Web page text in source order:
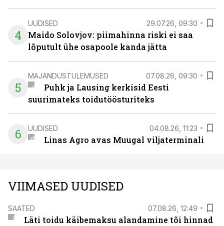
4
UUDISED 29.07.26, 09:30
Maido Solovjov: piimahinna riski ei saa
lõputult ühe osapoole kanda jätta
5
MAJANDUSTULEMUSED 07.08.26, 09:30
Puhk ja Lausing kerkisid Eesti
suurimateks toidutöösturiteks
6 UUDISED 04.08.26, 11:23
Linas Agro avas Muugal viljaterminali
VIIMASED UUDISED
SAATED 07.08.26, 12:49
Läti toidu käibemaksu alandamine tõi hinnad